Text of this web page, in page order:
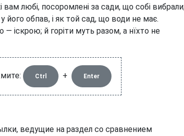
вам любі, посоромлені за сади, що собі
його обпав, і як той сад, що води не має.
іскрою; й горіти муть разом, а нїхто не
Ctrl + Enter
ведущие на раздел со сравнением